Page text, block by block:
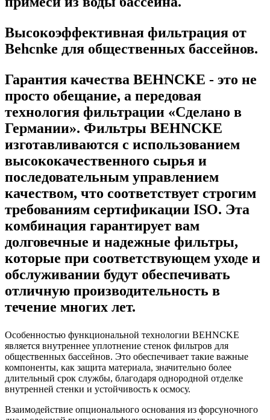
Высокоэффективная фильтрация от
Behcnke для общественных бассейнов.
Гарантия качества BEHNCKE - это не
просто обещание, а передовая
технология фильтрации «Сделано в
Германии». Фильтры BEHNCKE
изготавливаются с использованием
высококачественного сырья и
последовательным управлением
качеством, что соответствует строгим
требованиям сертификации ISO. Эта
комбинация гарантирует вам
долговечные и надежные фильтры,
которые при соответствующем уходе и
обслуживании будут обеспечивать
отличную производительность в
течение многих лет.
Особенностью функциональной технологии BEHNCKE
является внутреннее уплотнение стенок фильтров для
общественных бассейнов. Это обеспечивает такие важные
компоненты, как защита материала, значительно более
длительный срок службы, благодаря однородной отделке
внутренней стенки и устойчивость к осмосу.
Взаимодействие опционального основания из форсуночного